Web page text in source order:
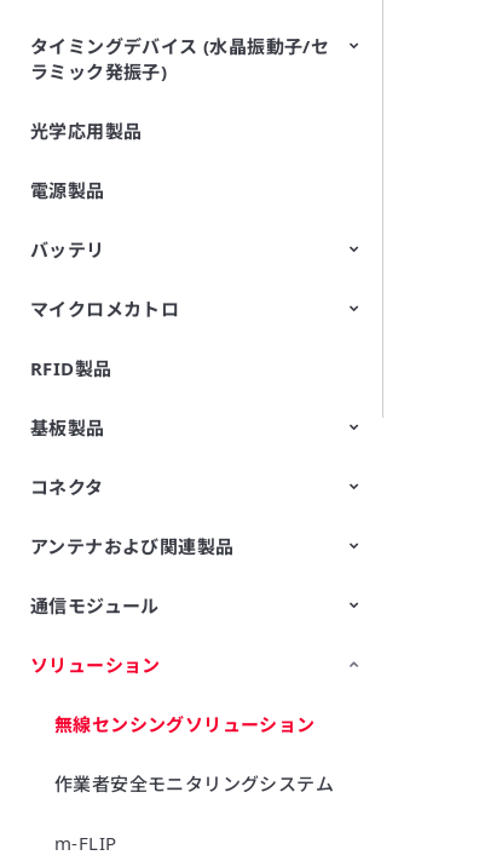
空中超音波センサ
焦電型赤外線センサ
振動センサ
加速度センサ
傾斜センサ
ジャイロセンサ
CO2センサ
AMRセンサ （磁気センサ）
圧力センサ
土壌センサ
圧電フィルムセンサ
（Picoleaf™）
タイミングデバイス (水晶振動子/セ
ラミック発振子)
水晶振動子
光学応用製品
電源製品
バッテリ
円筒形リチウムイオン二次電池
FORTELION 24Vバッテリモジュ
マイクロメカトロ
マイクロブロア（エアポンプ）
RFID製品
基板製品
LCP多層基板（メトロサーク™）
ストレッチャブル基板
コネクタ
スイッチ付き高周波同軸コネクタ
高周波多極コネクタ（基板対基
アンテナおよび関連製品
LFアンテナ（アンテナコイル）
通信モジュール
Wi-Fi® Modules
LPWA製品
UWBモジュール
エッジAIモジュール
ソリューション
無線センシングソリューション
作業者安全モニタリングシステム
m-FLIP